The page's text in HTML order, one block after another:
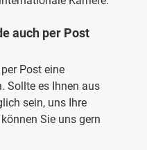
auch per Post
Post eine
Sollte es Ihnen aus
sein, uns Ihre
Sie uns gern